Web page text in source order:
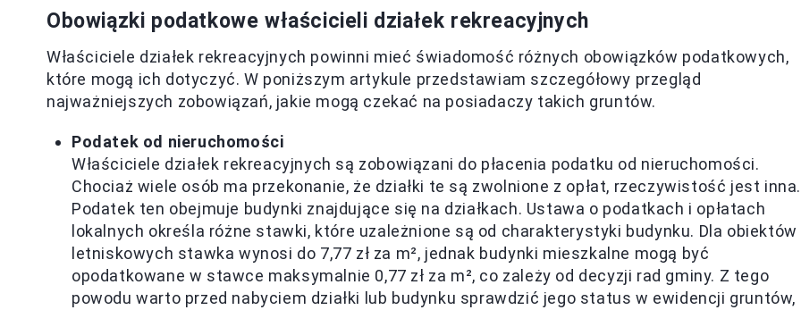
Obowiązki podatkowe właścicieli działek rekreacyjnych
Właściciele działek rekreacyjnych powinni mieć świadomość różnych obowiązków podatkowych,
które mogą ich dotyczyć. W poniższym artykule przedstawiam szczegółowy przegląd
najważniejszych zobowiązań, jakie mogą czekać na posiadaczy takich gruntów.
Podatek od nieruchomości
Właściciele działek rekreacyjnych są zobowiązani do płacenia podatku od nieruchomości.
Chociaż wiele osób ma przekonanie, że działki te są zwolnione z opłat, rzeczywistość jest inna.
Podatek ten obejmuje budynki znajdujące się na działkach. Ustawa o podatkach i opłatach
lokalnych określa różne stawki, które uzależnione są od charakterystyki budynku. Dla obiektów
letniskowych stawka wynosi do 7,77 zł za m², jednak budynki mieszkalne mogą być
opodatkowane w stawce maksymalnie 0,77 zł za m², co zależy od decyzji rad gminy. Z tego
powodu warto przed nabyciem działki lub budynku sprawdzić jego status w ewidencji gruntów,